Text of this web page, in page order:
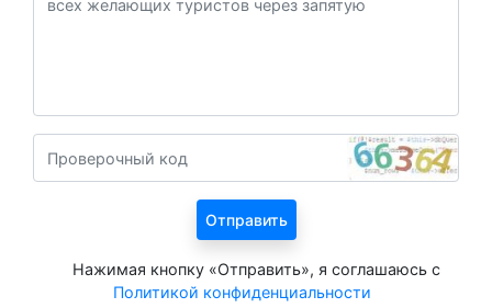
Нажимая кнопку «Отправить», я соглашаюсь с
Политикой конфиденциальности